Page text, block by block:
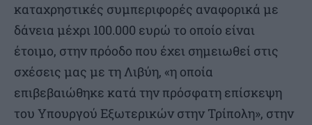
καταχρηστικές συμπεριφορές αναφορικά με
δάνεια μέχρι 100.000 ευρώ το οποίο είναι
έτοιμο, στην πρόοδο που έχει σημειωθεί στις
σχέσεις μας με τη Λιβύη, «η οποία
επιβεβαιώθηκε κατά την πρόσφατη επίσκεψη
του Υπουργού Εξωτερικών στην Τρίπολη», στην